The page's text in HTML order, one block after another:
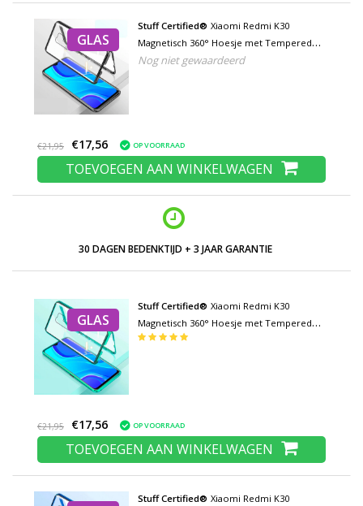
GLAS
Stuff Certified® Xiaomi Redmi K30
Magnetisch 360° Hoesje met Tempered
Glass - Full Body Cover Hoesje +
Nog niet gewaardeerd
€21,95 €17,56 OP VOORRAAD
TOEVOEGEN AAN WINKELWAGEN
30 DAGEN BEDENKTIJD + 3 JAAR GARANTIE
GLAS
Stuff Certified® Xiaomi Redmi K30
Magnetisch 360° Hoesje met Tempered
Glass - Full Body Cover Hoesje +
€21,95 €17,56 OP VOORRAAD
TOEVOEGEN AAN WINKELWAGEN
Stuff Certified® Xiaomi Redmi K30